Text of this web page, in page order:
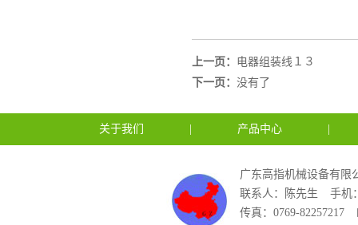
上一页： 电器组装线１３
下一页： 没有了
关于我们 产品中心
广东高指机械设备有限
联系人：陈先生
手机
传真：0769-82257217